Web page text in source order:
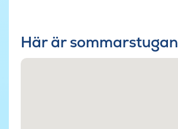
Här är sommarstugan